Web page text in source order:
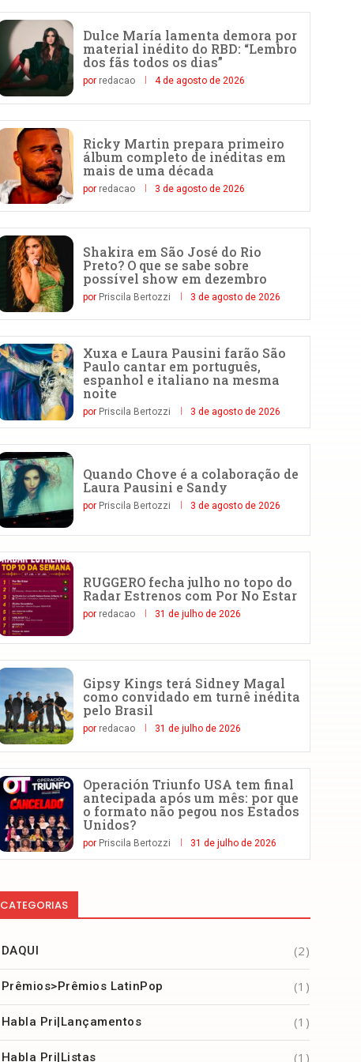
Dulce María lamenta demora por
material inédito do RBD: “Lembro
dos fãs todos os dias”
por redacao 4 de agosto de 2026
Ricky Martin prepara primeiro
álbum completo de inéditas em
mais de uma década
por redacao 3 de agosto de 2026
Shakira em São José do Rio
Preto? O que se sabe sobre
possível show em dezembro
por Priscila Bertozzi 3 de agosto de 2026
Xuxa e Laura Pausini farão São
Paulo cantar em português,
espanhol e italiano na mesma
noite
por Priscila Bertozzi 3 de agosto de 2026
Quando Chove é a colaboração de
Laura Pausini e Sandy
por Priscila Bertozzi 3 de agosto de 2026
RUGGERO fecha julho no topo do
Radar Estrenos com Por No Estar
por redacao 31 de julho de 2026
Gipsy Kings terá Sidney Magal
como convidado em turnê inédita
pelo Brasil
por redacao 31 de julho de 2026
Operación Triunfo USA tem final
antecipada após um mês: por que
o formato não pegou nos Estados
Unidos?
por Priscila Bertozzi 31 de julho de 2026
CATEGORIAS
DAQUI (2)
Prêmios>Prêmios LatinPop (1)
Habla Pri|Lançamentos (1)
Habla Pri|Listas (1)